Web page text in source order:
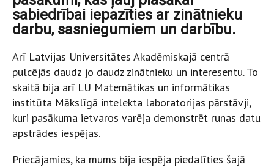
sabiedrībai iepazīties ar zinātnieku
darbu, sasniegumiem un darbību.
Arī Latvijas Universitātes Akadēmiskajā centrā
pulcējās daudz jo daudz zinātnieku un interesentu. To
skaitā bija arī LU Matemātikas un informātikas
institūta Mākslīgā intelekta laboratorijas pārstāvji,
kuri pasākuma ietvaros varēja demonstrēt runas datu
apstrādes iespējas.
Priecājamies, ka mums bija iespēja piedalīties šajā